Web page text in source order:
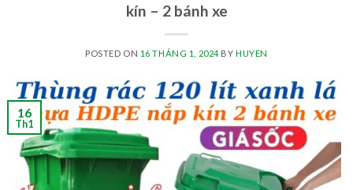
kín – 2 bánh xe
POSTED ON 16 THÁNG 1, 2024BY HUYEN
16
Th1